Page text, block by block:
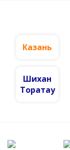
Казань
Шихан
Торатау